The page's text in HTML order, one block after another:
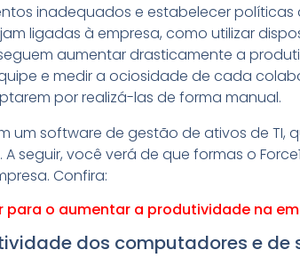
inadequados e estabelecer
ligadas à empresa, como utilizar
aumentar drasticamente a
e medir a ociosidade de cada
por realizá-las de forma manual.
um software de gestão de ativos de TI,
A seguir, você verá de que formas o
Confira:
para o aumentar a produtividade na
dos computadores e de